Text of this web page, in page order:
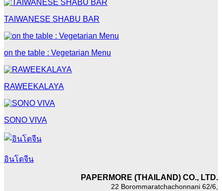
TAIWANESE SHABU BAR
on the table : Vegetarian Menu
RAWEEKALAYA
SONO VIVA
อินโดจีน
PAPERMORE (THAILAND) CO., LTD.
22 Borommaratchachonnani 62/6,